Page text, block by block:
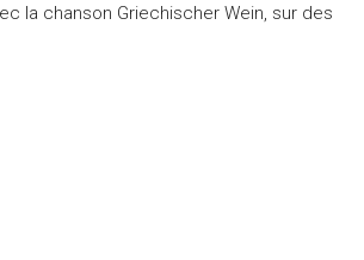
la chanson Griechischer Wein, sur des